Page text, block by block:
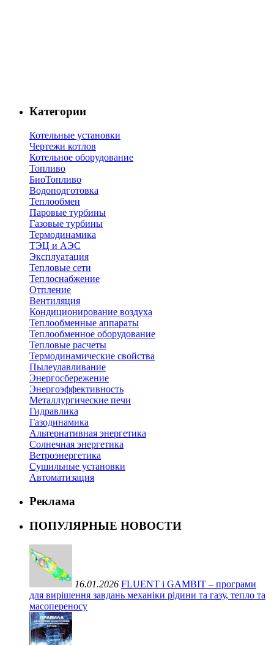
Категории
Котельные установки
Чертежи котлов
Котельное оборудование
Топливо
БиоТопливо
Водоподготовка
Теплообмен
Паровые турбины
Газовые турбины
Термодинамика
ТЭЦ и АЭС
Эксплуатация
Тепловые сети
Теплоснабжение
Отпление
Вентиляция
Кондиционирование воздуха
Теплообменные аппараты
Теплообменное оборудование
Тепловые расчеты
Термодинамические свойства
Пылеулавливание
Энергосбережение
Энергоэффективность
Металлургические печи
Гидравлика
Газодинамика
Альтернативная энергетика
Солнечная энергетика
Ветроэнергетика
Сушильные установки
Автоматизация
Реклама
ПОПУЛЯРНЫЕ НОВОСТИ
16.01.2026 FLUENT і GAMBIT – програми
для вирішення завдань механіки рідини та газу, тепло та
масопереносу